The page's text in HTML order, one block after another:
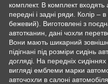
комплект. В комплект
передні і задні ряди. Колір –
бежевий). Виготовлені з
автотканин, дані чохли
Вони мають шикарний
підігнані під розміри сидінь
догляді. На передніх
вигляді емблеми марки
авточохли в салоні